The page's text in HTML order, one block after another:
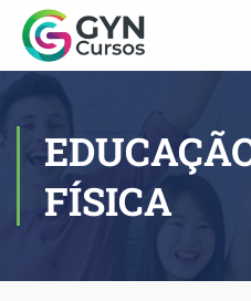
FÍSICA